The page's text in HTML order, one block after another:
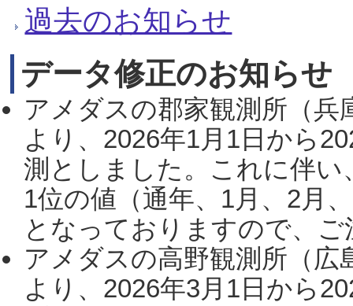
過去のお知らせ
データ修正のお知らせ
アメダスの郡家観測所（
より、2026年1月1日から
測としました。これに伴い
1位の値（通年、1月、2月
となっておりますので、
アメダスの高野観測所（
より、2026年3月1日から